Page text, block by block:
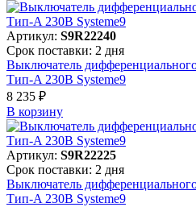
Артикул: S9R22240
Срок поставки: 2 дня
Выключатель
Тип-A 230В Systeme9
8 235 ₽
В корзинy
Артикул: S9R22225
Срок поставки: 2 дня
Выключатель
Тип-A 230В Systeme9